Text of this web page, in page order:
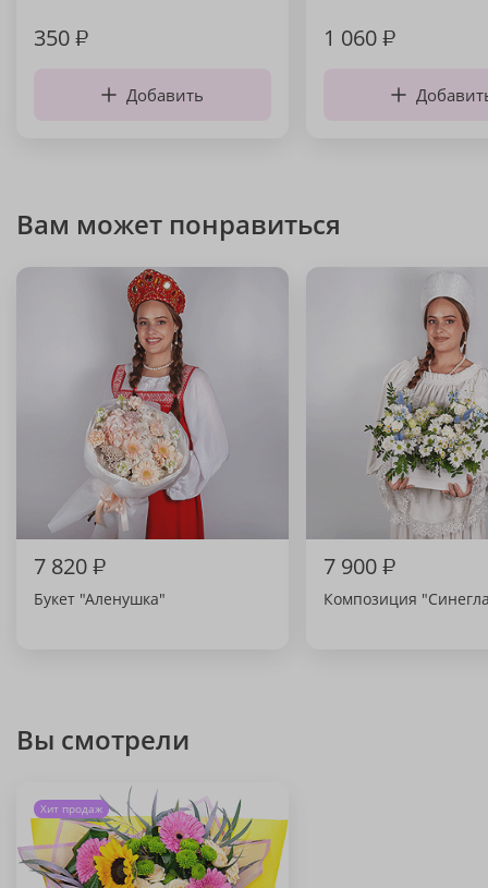
350₽
Добавить
1 060₽
Вам может понравиться
7 820₽
Букет "Аленушка"
7 900₽
Композиция
Вы смотрели
Хит продаж